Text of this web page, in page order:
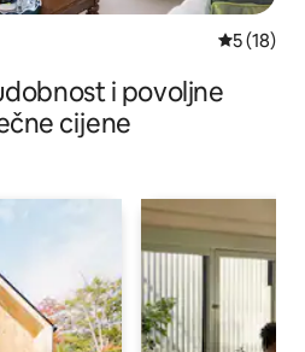
Prosječna
5 (18)
i povoljne
cijene